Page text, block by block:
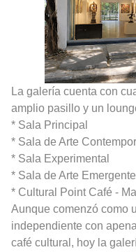
La galería cuenta con
amplio pasillo y un
* Sala Principal
* Sala de Arte
* Sala Experimental
* Sala de Arte Emergente
* Cultural Point Café -
Aunque comenzó como
independiente con
café cultural, hoy la